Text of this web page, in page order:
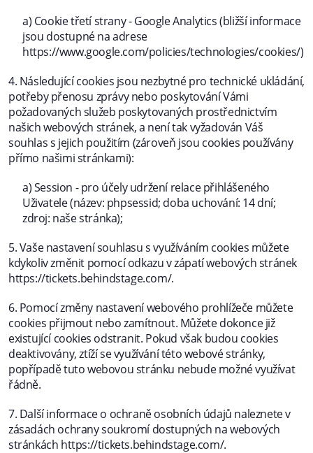
a) Cookie třetí strany - Google Analytics (bližší informace
jsou dostupné na adrese
https://www.google.com/policies/technologies/cookies/)
4. Následující cookies jsou nezbytné pro technické ukládání,
potřeby přenosu zprávy nebo poskytování Vámi
požadovaných služeb poskytovaných prostřednictvím
našich webových stránek, a není tak vyžadován Váš
souhlas s jejich použitím (zároveň jsou cookies používány
přímo našimi stránkami):
a) Session - pro účely udržení relace přihlášeného
Uživatele (název: phpsessid; doba uchování: 14 dní;
zdroj: naše stránka);
5. Vaše nastavení souhlasu s využíváním cookies můžete
kdykoliv změnit pomocí odkazu v zápatí webových stránek
https://tickets.behindstage.com/.
6. Pomocí změny nastavení webového prohlížeče můžete
cookies přijmout nebo zamítnout. Můžete dokonce již
existující cookies odstranit. Pokud však budou cookies
deaktivovány, ztíží se využívání této webové stránky,
popřípadě tuto webovou stránku nebude možné využívat
řádně.
7. Další informace o ochraně osobních údajů naleznete v
zásadách ochrany soukromí dostupných na webových
stránkách https://tickets.behindstage.com/.